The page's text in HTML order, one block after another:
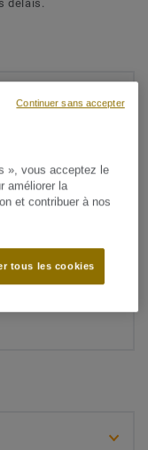
délais.
», vous acceptez le
améliorer la
et contribuer à nos
tous les cookies
Continuer sans accepter